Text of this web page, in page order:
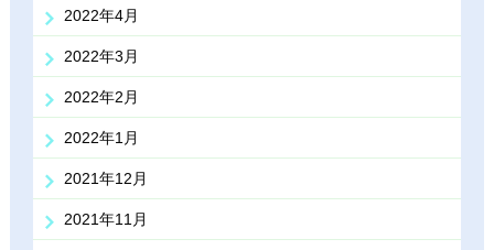
2022年4月
2022年3月
2022年2月
2022年1月
2021年12月
2021年11月